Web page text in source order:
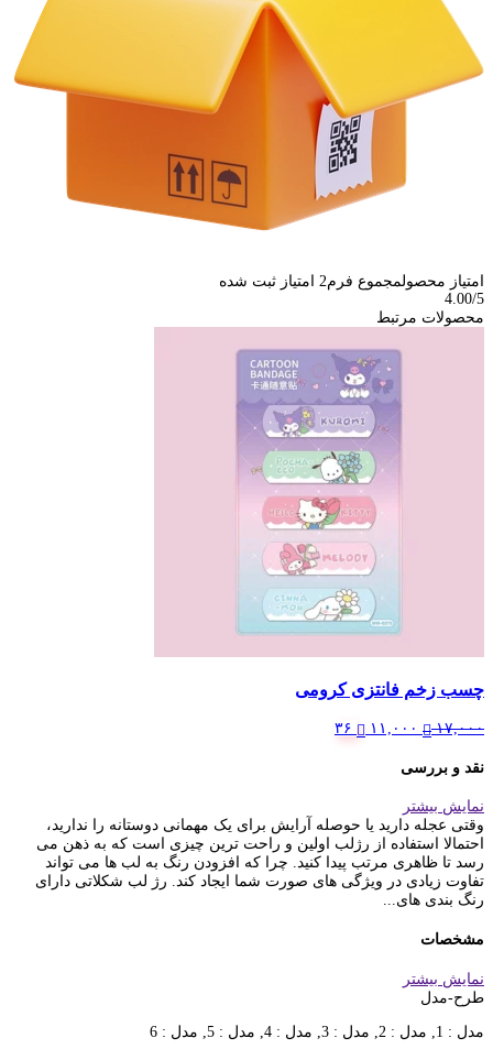
امتیاز محصولمجموع فرم2 امتیاز ثبت شده
4.00/5
محصولات مرتبط
چسب زخم فانتزی کرومی
۱۷,۰۰۰
Original
۱۷,۰۰۰ تومان.
۱۱,۰۰۰
Current
price
۳۶
نقد و بررسی
نمایش بیشتر
وقتی عجله دارید یا حوصله آرایش برای یک مهمانی دوستانه را ندارید،
احتمالا استفاده از رژلب اولین و راحت ترین چیزی است که به ذهن می‌
رسد تا ظاهری مرتب پیدا کنید. چرا که افزودن رنگ به لب‌ ها می‌ تواند
تفاوت زیادی در ویژگی‌ های صورت شما ایجاد کند. رژ لب شکلاتی دارای
رنگ بندی های...
مشخصات
نمایش بیشتر
طرح-مدل
مدل : 1, مدل : 2, مدل : 3, مدل : 4, مدل : 5, مدل : 6